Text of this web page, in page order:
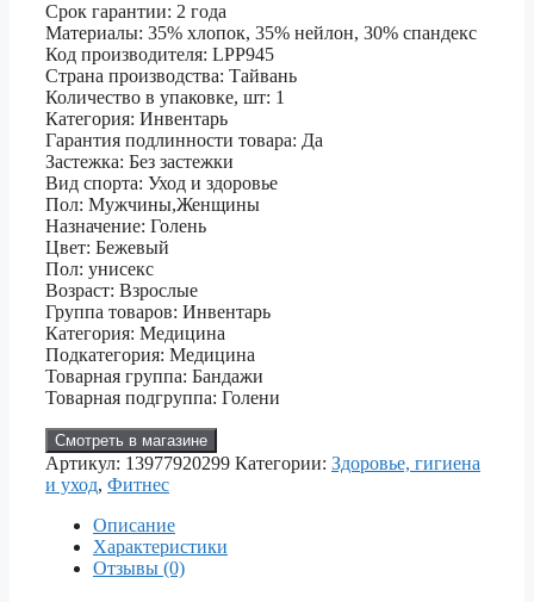
Срок гарантии: 2 года
Материалы: 35% хлопок, 35% нейлон, 30% спандекс
Код производителя: LPP945
Страна производства: Тайвань
Количество в упаковке, шт: 1
Категория: Инвентарь
Гарантия подлинности товара: Да
Застежка: Без застежки
Вид спорта: Уход и здоровье
Пол: Мужчины,Женщины
Назначение: Голень
Цвет: Бежевый
Пол: унисекс
Возраст: Взрослые
Группа товаров: Инвентарь
Категория: Медицина
Подкатегория: Медицина
Товарная группа: Бандажи
Товарная подгруппа: Голени
Смотреть в магазине
Артикул: 13977920299 Категории: Здоровье, гигиена
и уход, Фитнес
Описание
Характеристики
Отзывы (0)